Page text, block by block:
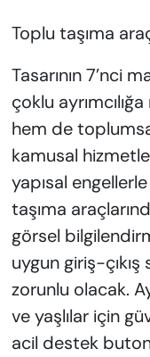
Toplu taşıma
Tasarının 7’nci
çoklu
hem de
kamusal
yapısal
taşıma
görsel
uygun giriş-
zorunlu olacak.
ve yaşlılar için
acil destek